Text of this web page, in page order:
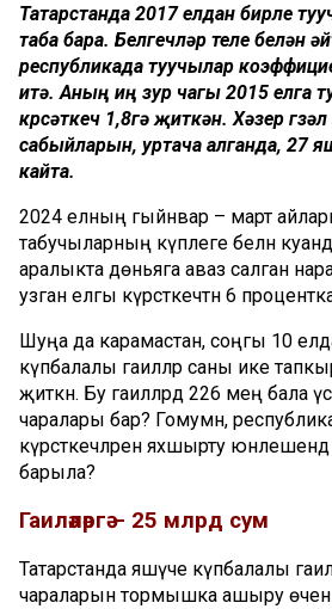
Татарстанда 2017елдан бирле
таба бара. Белгечләр теле белән
республикада туучылар
итә. Аның иң зур чагы 2015 елга
күрсәткеч 1,8гә җиткән. Хәзер гүзәл
сабыйларын, уртача алганда, 27
кайта.
2024 елның гыйнвар – март
табучыларның күплеге белән
аралыкта дөньяга аваз салган
узган елгы күрсәткечтән 6
Шуңа да карамастан, соңгы 10
күпбалалы гаиләләр саны ике
җиткән. Бу гаиләләрдә 226 мең бала
чаралары бар? Гомумән,
күрсәткечләрен яхшырту
барыла?
Гаиләләргә – 25 млрд сум
Татарстанда яшәүче күпбалалы
чараларын тормышка ашыру